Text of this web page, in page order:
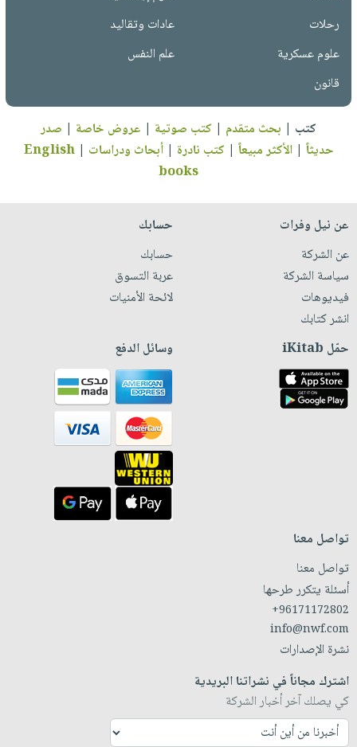
رحلات
عادات وتقاليد
علوم عسكرية
علم النفس
قانون
كتب | بحث متقدم | كتب صوتية | عروض خاصة | صدر
حديثاً |الأكثر مبيعاً | كتب نادرة |أبحاث ودراسات |
English
books
عن نيل وفرات
عن الشركة
سياسة الشركة
فيديوهات
انشر كتابك
حسابك
حسابك
عربة التسوق
لائحة الأمنيات
حمّل iKitab وسائل الدفع
تواصل معنا
تواصل معنا
أسئلة يتكرر طرحها
+96171172802
info@nwf.com
نشرة الإصدارات
اشترك مجاناً في نشراتنا البريدية
كي يصلك آخر أخبار الشركة